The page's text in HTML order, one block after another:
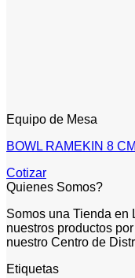
Equipo de Mesa
BOWL RAMEKIN 8
Cotizar
Quienes Somos?
Somos una Tienda en
nuestros productos
nuestro Centro de
Etiquetas